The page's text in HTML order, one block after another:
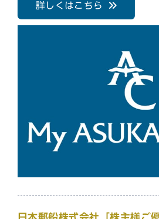
詳しくはこちら
日本郵船株式会社「株主様ご